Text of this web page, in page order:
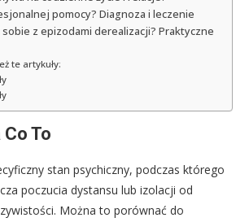
pomocy? Diagnoza i leczenie
sobie z epizodami derealizacji? Praktyczne
te artykuły:
To
stan psychiczny, podczas którego
poczucia dystansu lub izolacji od
Można to porównać do